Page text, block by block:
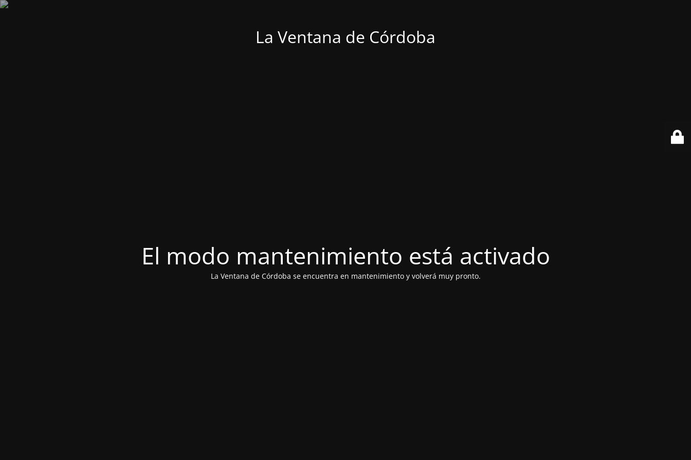
La Ventana de Córdoba
El modo mantenimiento está activado
La Ventana de Córdoba se encuentra en mantenimiento y volverá muy pronto.